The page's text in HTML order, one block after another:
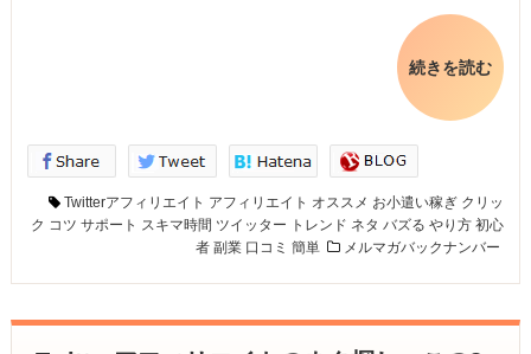
続きを読む
Twitterアフィリエイト アフィリエイト オススメ お小遣い稼ぎ クリッ
ク コツ サポート スキマ時間 ツイッター トレンド ネタ バズる やり方 初心
者 副業 口コミ 簡単 メルマガバックナンバー